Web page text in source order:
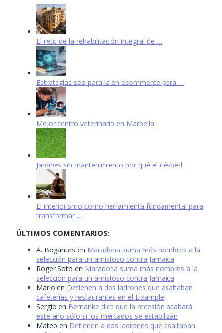
El reto de la rehabilitación integral de …
Estrategias seo para ia en ecommerce para …
Mejor centro veterinario en Marbella
Jardines sin mantenimiento por qué el césped …
El interiorismo como herramienta fundamental para
transformar …
ÚLTIMOS COMENTARIOS:
A. Bogantes en Maradona suma más nombres a la
selección para un amistoso contra Jamaica
Roger Soto en Maradona suma más nombres a la
selección para un amistoso contra Jamaica
Mario en Detienen a dos ladrones que asaltaban
cafeterías y restaurantes en el Eixample
Sergio en Bernanke dice que la recesión acabará
este año sólo si los mercados se estabilizan
Mateo en Detienen a dos ladrones que asaltaban